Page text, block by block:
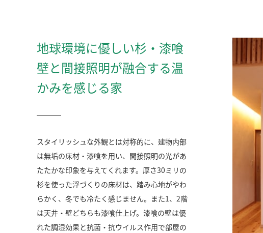
地球環境に優しい杉・漆喰
壁と間接照明が融合する温
かみを感じる家
スタイリッシュな外観とは対称的に、建物内部
は無垢の床材・漆喰を用い、間接照明の光があ
たたかな印象を与えてくれます。厚さ30ミリの
杉を使った浮づくりの床材は、踏み心地がやわ
らかく、冬でも冷たく感じません。また1、2階
は天井・壁どちらも漆喰仕上げ。漆喰の壁は優
れた調湿効果と抗菌・抗ウイルス作用で部屋の